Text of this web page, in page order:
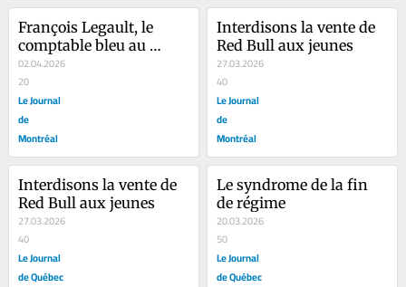
François Legault, le
comptable bleu au
grand cœur
02.04.2026
20
Le Journal
de
Montréal
Interdisons la vente de
Red Bull aux jeunes
27.03.2026
40
Le Journal
de
Montréal
Interdisons la vente de
Red Bull aux jeunes
27.03.2026
40
Le Journal
de Québec
Le syndrome de la fin
de régime
20.03.2026
50
Le Journal
de Québec